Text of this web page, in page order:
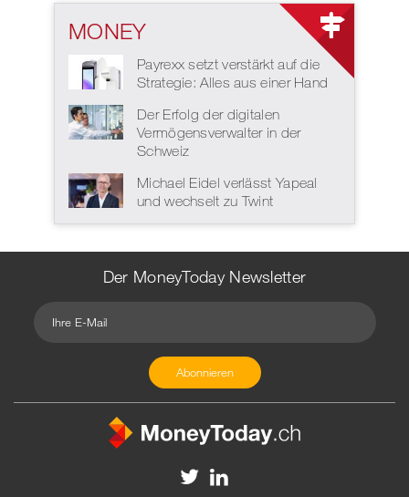
MONEY
Payrexx setzt verstärkt auf die
Strategie: Alles aus einer Hand
Der Erfolg der digitalen
Vermögensverwalter in der
Schweiz
Michael Eidel verlässt Yapeal
und wechselt zu Twint
Der MoneyToday Newsletter